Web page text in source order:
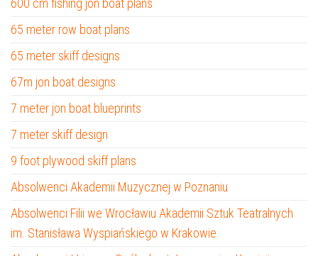
600 cm fishing jon boat plans
65 meter row boat plans
65 meter skiff designs
67m jon boat designs
7 meter jon boat blueprints
7 meter skiff design
9 foot plywood skiff plans
Absolwenci Akademii Muzycznej w Poznaniu
Absolwenci Filii we Wrocławiu Akademii Sztuk Teatralnych
im. Stanisława Wyspiańskiego w Krakowie